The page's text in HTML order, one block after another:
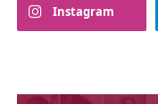
Instagram